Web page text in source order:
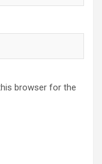
browser for the